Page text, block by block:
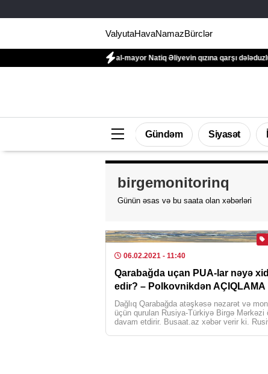
ValyutaHavaNamazBürclər
General-mayor Natiq Əliyevin qızına qarşı dələduzluq edildi
Gündəm Siyasət
birgemonitorinq
Günün əsas və bu saata olan xəbərləri
06.02.2021 - 11:40
Qarabağda uçan PUA-lar nəyə
edir? – Polkovnikdən AÇIQLAMA
Dağlıq Qarabağda atəşkəsə nəzarət və
üçün qurulan Rusiya-Türkiyə Birgə Mərkəzi
davam etdirir. Busaat.az xəbər verir ki,